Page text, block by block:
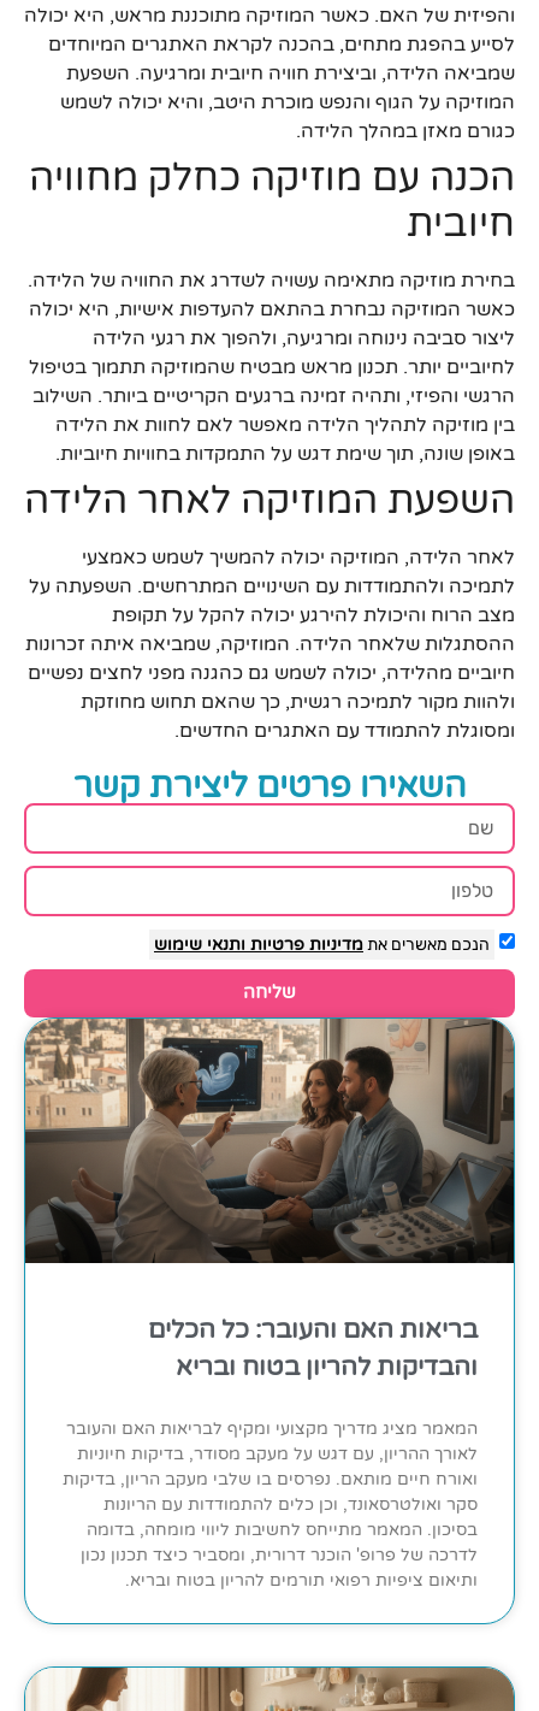
והפיזית של האם. כאשר המוזיקה מתוכננת מראש, היא יכולה
לסייע בהפגת מתחים, בהכנה לקראת האתגרים המיוחדים
שמביאה הלידה, וביצירת חוויה חיובית ומרגיעה. השפעת
המוזיקה על הגוף והנפש מוכרת היטב, והיא יכולה לשמש
כגורם מאזן במהלך הלידה.
הכנה עם מוזיקה כחלק מחוויה
חיובית
בחירת מוזיקה מתאימה עשויה לשדרג את החוויה של הלידה.
כאשר המוזיקה נבחרת בהתאם להעדפות אישיות, היא יכולה
ליצור סביבה נינוחה ומרגיעה, ולהפוך את רגעי הלידה
לחיוביים יותר. תכנון מראש מבטיח שהמוזיקה תתמוך בטיפול
הרגשי והפיזי, ותהיה זמינה ברגעים הקריטיים ביותר. השילוב
בין מוזיקה לתהליך הלידה מאפשר לאם לחוות את הלידה
באופן שונה, תוך שימת דגש על התמקדות בחוויות חיוביות.
השפעת המוזיקה לאחר הלידה
לאחר הלידה, המוזיקה יכולה להמשיך לשמש כאמצעי
לתמיכה ולהתמודדות עם השינויים המתרחשים. השפעתה על
מצב הרוח והיכולת להירגע יכולה להקל על תקופת
ההסתגלות שלאחר הלידה. המוזיקה, שמביאה איתה זכרונות
חיוביים מהלידה, יכולה לשמש גם כהגנה מפני לחצים נפשיים
ולהוות מקור לתמיכה רגשית, כך שהאם תחוש מחוזקת
ומסוגלת להתמודד עם האתגרים החדשים.
השאירו פרטים ליצירת קשר
הנכם מאשרים אתמדיניות פרטיות ותנאי שימוש
שליחה
בריאות האם והעובר: כל הכלים
והבדיקות להריון בטוח ובריא
המאמר מציג מדריך מקצועי ומקיף לבריאות האם והעובר
לאורך ההריון, עם דגש על מעקב מסודר, בדיקות חיוניות
ואורח חיים מותאם. נפרסים בו שלבי מעקב הריון, בדיקות
סקר ואולטרסאונד, וכן כלים להתמודדות עם הריונות
בסיכון. המאמר מתייחס לחשיבות ליווי מומחה, בדומה
לדרכה של פרופ' הוכנר דרורית, ומסביר כיצד תכנון נכון
ותיאום ציפיות רפואי תורמים להריון בטוח ובריא.